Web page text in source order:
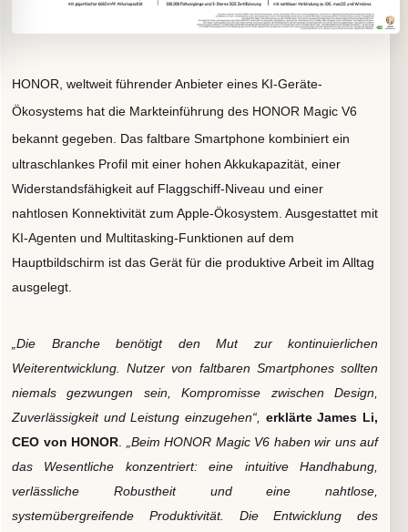
HONOR, weltweit führender Anbieter eines KI-Geräte-
Ökosystems hat die Markteinführung des HONOR Magic V6
bekannt gegeben. Das faltbare Smartphone kombiniert ein
ultraschlankes Profil mit einer hohen Akkukapazität, einer
Widerstandsfähigkeit auf Flaggschiff-Niveau und einer
nahtlosen Konnektivität zum Apple-Ökosystem. Ausgestattet mit
KI-Agenten und Multitasking-Funktionen auf dem
Hauptbildschirm ist das Gerät für die produktive Arbeit im Alltag
ausgelegt.
„Die Branche benötigt den Mut zur kontinuierlichen
Weiterentwicklung. Nutzer von faltbaren Smartphones sollten
niemals gezwungen sein, Kompromisse zwischen Design,
Zuverlässigkeit und Leistung einzugehen“, erklärte James Li,
CEO von HONOR. „Beim HONOR Magic V6 haben wir uns auf
das Wesentliche konzentriert: eine intuitive Handhabung,
verlässliche Robustheit und eine nahtlose,
systemübergreifende Produktivität. Die Entwicklung des